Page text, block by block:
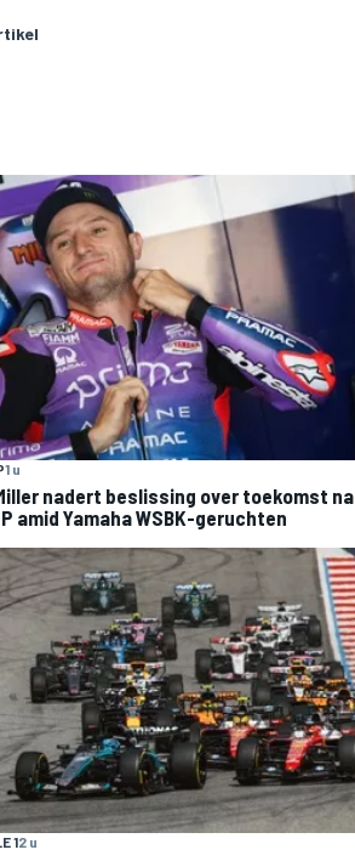
1 u
nadert beslissing over toekomst na
amid Yamaha WSBK-geruchten
12 u